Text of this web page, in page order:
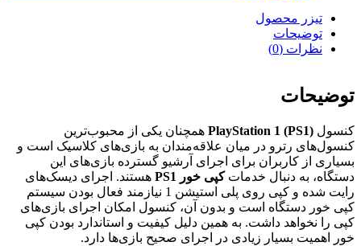
تیزر محصول
توضیحات
نظرات (0)
توضیحات
کنسول PlayStation 1 (PS1) همچنان یکی از محبوب‌ترین
کنسول‌های رترو در میان علاقه‌مندان به بازی‌های کلاسیک است و
بسیاری از کاربران برای اجرای آرشیو گسترده بازی‌های این
دستگاه، به دنبال خدماتکپی خور PS1
هستند. اجرای دیسک‌های
رایت شده و کپی روی پلی استیشن 1 نیازمند فعال بودن سیستم
کپی خور دستگاه است و بدون آن، کنسول امکان اجرای بازی‌های
کپی را نخواهد داشت. به همین دلیل کیفیت و استاندارد بودن کپی
خور اهمیت بسیار زیادی در اجرای صحیح بازی‌ها دارد.